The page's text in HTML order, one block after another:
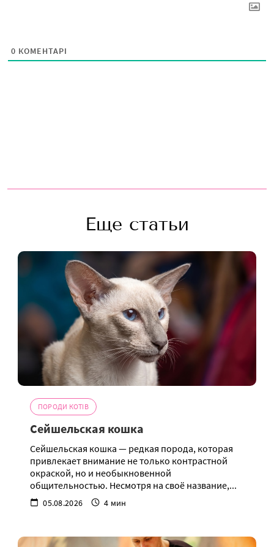
0 КОМЕНТАРІ
Еще статьи
ПОРОДИ КОТІВ
Сейшельская кошка
Сейшельская кошка — редкая порода, которая
привлекает внимание не только контрастной
окраской, но и необыкновенной
общительностью. Несмотря на своё название,...
05.08.2026 4 мин